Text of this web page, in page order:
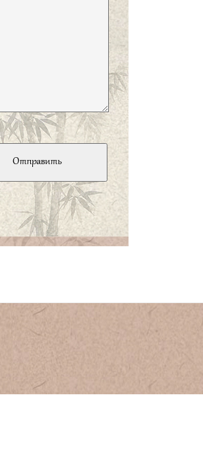
принципами,
сказать, что
учиться».
君子、子曰、
言、而後从
Цзы-гун спросил о
муже.
об этом».
君子不重、则
学则不固。主
无友不如己